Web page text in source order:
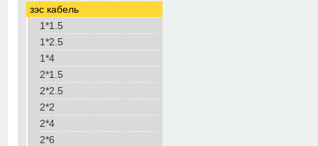
зэс кабель
1*1.5
1*2.5
1*4
2*1.5
2*2.5
2*2
2*4
2*6